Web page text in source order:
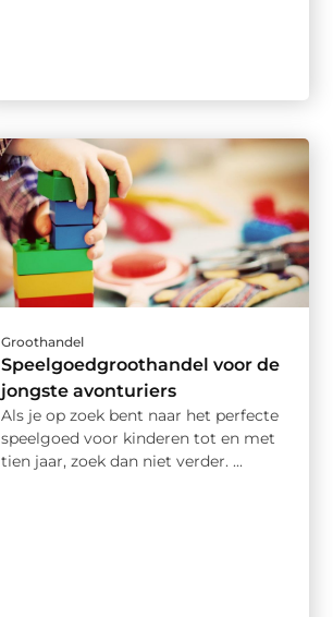
Groothandel
Speelgoedgroothandel voor de
jongste avonturiers
Als je op zoek bent naar het perfecte
speelgoed voor kinderen tot en met
tien jaar, zoek dan niet verder. ...